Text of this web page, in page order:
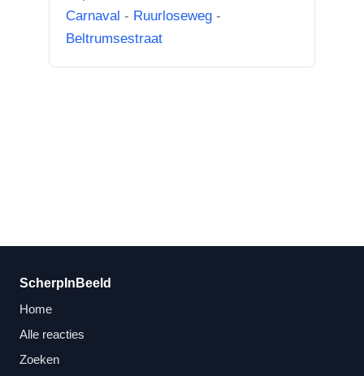
Carnaval - Ruurloseweg -
Beltrumsestraat
ScherpInBeeld
Home
Alle reacties
Zoeken